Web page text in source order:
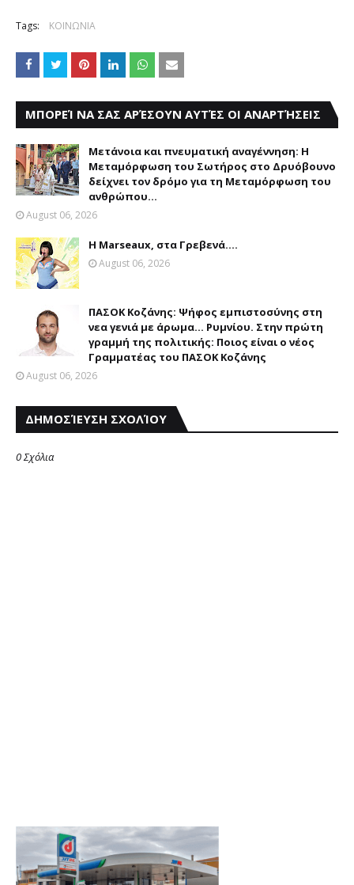
Tags: ΚΟΙΝΩΝΙΑ
ΜΠΟΡΕΊ ΝΑ ΣΑΣ ΑΡΈΣΟΥΝ ΑΥΤΈΣ ΟΙ ΑΝΑΡΤΉΣΕΙΣ
Μετάνοια και πνευματική αναγέννηση: Η
Μεταμόρφωση του Σωτήρος στο Δρυόβουνο
δείχνει τον δρόμο για τη Μεταμόρφωση του
ανθρώπου...
August 06, 2026
Η Marseaux, στα Γρεβενά….
August 06, 2026
ΠΑΣΟΚ Κοζάνης: Ψήφος εμπιστοσύνης στη
νεα γενιά με άρωμα... Ρυμνίου. Στην πρώτη
γραμμή της πολιτικής: Ποιος είναι ο νέος
Γραμματέας του ΠΑΣΟΚ Κοζάνης
August 06, 2026
ΔΗΜΟΣΊΕΥΣΗ ΣΧΟΛΊΟΥ
0 Σχόλια